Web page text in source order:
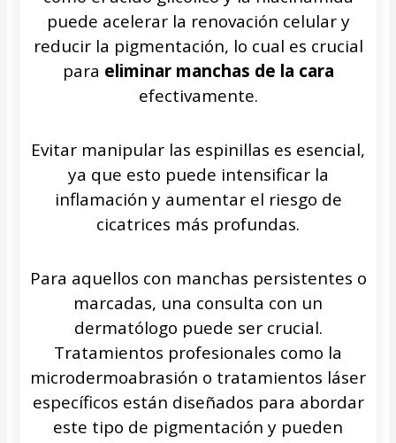
puede acelerar la renovación celular y
reducir la pigmentación, lo cual es crucial
para eliminar manchas de la cara
efectivamente.
Evitar manipular las espinillas es esencial,
ya que esto puede intensificar la
inflamación y aumentar el riesgo de
cicatrices más profundas.
Para aquellos con manchas persistentes o
marcadas, una consulta con un
dermatólogo puede ser crucial.
Tratamientos profesionales como la
microdermoabrasión o tratamientos láser
específicos están diseñados para abordar
este tipo de pigmentación y pueden